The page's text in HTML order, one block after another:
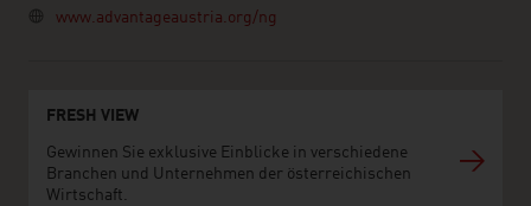
www.advantageaustria.org/ng
FRESH VIEW
Gewinnen Sie exklusive Einblicke in verschiedene
Branchen und Unternehmen der österreichischen
Wirtschaft.